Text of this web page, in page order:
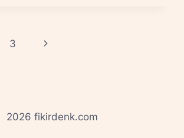
ÇIKILIR?
3
Next
2026 fikirdenk.com